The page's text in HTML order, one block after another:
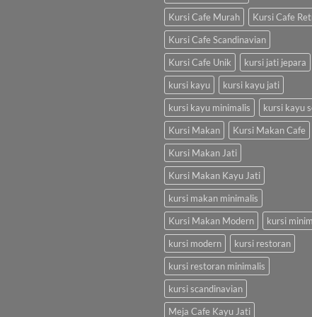
Kursi Cafe Murah
Kursi Cafe
Kursi Cafe Scandinavian
Kursi Cafe Unik
kursi jati jepara
kursi kayu
kursi kayu jati
kursi kayu minimalis
kursi kayu
Kursi Makan
Kursi Makan Cafe
Kursi Makan Jati
Kursi Makan Kayu Jati
kursi makan minimalis
Kursi Makan Modern
kursi
kursi modern
kursi restoran
kursi restoran minimalis
kursi scandinavian
Meja Cafe Kayu Jati